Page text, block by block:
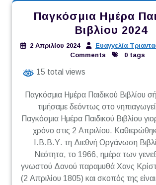
Παγκόσμια Ημέρα
Βιβλίου 2024
2 Απριλίου 2024 Ευαγγελία
Comments
0 tags
15 total views
Παγκόσμια Ημέρα Παιδικού Βιβλίου
τιμήσαμε δεόντως στο
Παγκόσμια Ημέρα Παιδικού Βιβλίου
χρόνο στις 2 Απριλίου.
Ι.Β.Β.Υ. τη Διεθνή Οργάνωση
Νεότητα, το 1966, ημέρα των
γνωστού Δανού παραμυθά Χανς
(2 Απριλίου 1805) και σκοπός της